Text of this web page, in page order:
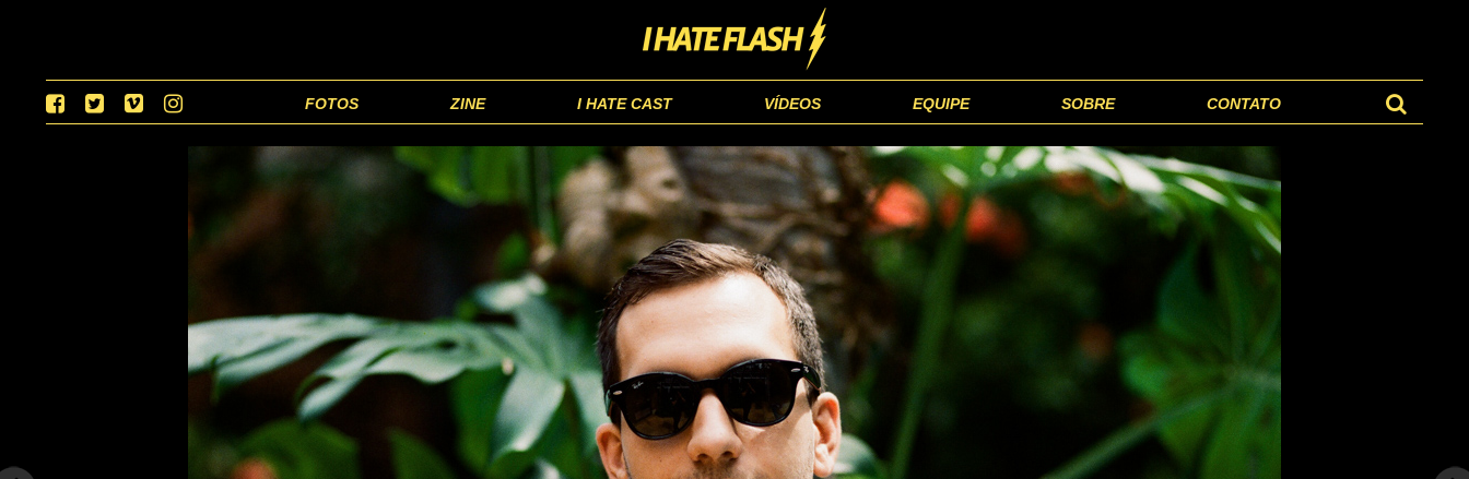
FOTOS ZINE I HATE CAST VÍDEOS EQUIPE SOBRE CONTATO